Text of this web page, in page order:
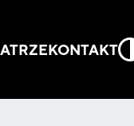
KONTAKT